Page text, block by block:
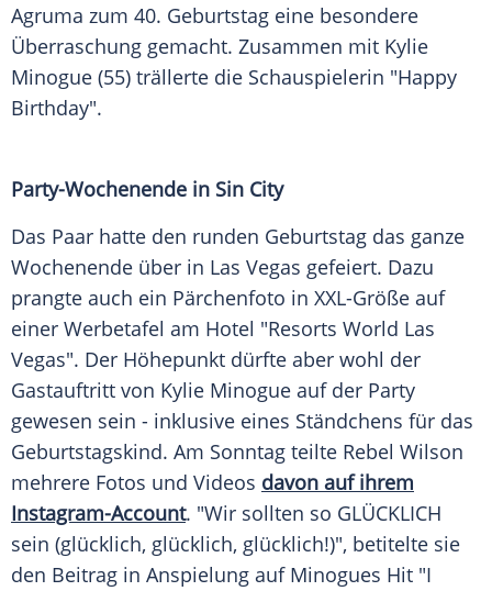
Agruma zum 40. Geburtstag eine besondere
Überraschung gemacht. Zusammen mit Kylie
Minogue (55) trällerte die Schauspielerin "Happy
Birthday".
Party-Wochenende in Sin City
Das Paar hatte den runden Geburtstag das ganze
Wochenende über in Las Vegas gefeiert. Dazu
prangte auch ein Pärchenfoto in XXL-Größe auf
einer Werbetafel am Hotel "Resorts World Las
Vegas". Der Höhepunkt dürfte aber wohl der
Gastauftritt von Kylie Minogue auf der Party
gewesen sein - inklusive eines Ständchens für das
Geburtstagskind. Am Sonntag teilte Rebel Wilson
mehrere Fotos und Videos davon auf ihrem
Instagram-Account. "Wir sollten so GLÜCKLICH
sein (glücklich, glücklich, glücklich!)", betitelte sie
den Beitrag in Anspielung auf Minogues Hit "I